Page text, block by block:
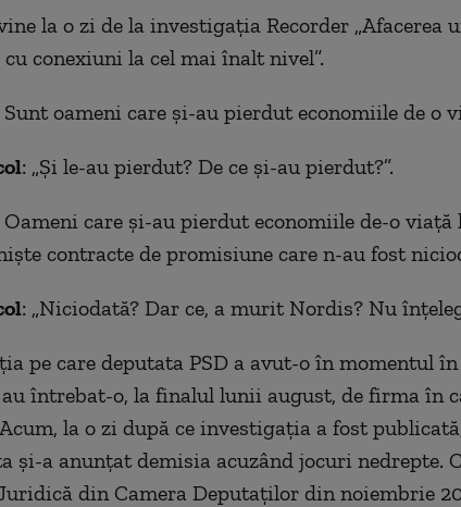
la o zi de la investigația Recorder „Afacerea
conexiuni la cel mai înalt nivel”.
Sunt oameni care și-au pierdut economiile de o
: „Și le-au pierdut? De ce și-au pierdut?”.
Oameni care și-au pierdut economiile de-o viață
contracte de promisiune care n-au fost
: „Niciodată? Dar ce, a murit Nordis? Nu
pe care deputata PSD a avut-o în momentul
au întrebat-o, la finalul lunii august, de firma în
la o zi după ce investigația a fost
și-a anunțat demisia acuzând jocuri nedrepte.
din Camera Deputaților din noiembrie